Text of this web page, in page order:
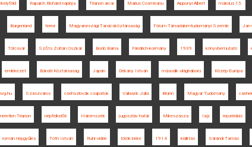
Rapaich Richárd naplója Trianon arcai Marius Cosmeanu Apponyi Albert március 15.
Burgenland terror Magyarországi Tanácsköztársaság Fórum Társadalomtudományi Szemle Jan
Törcsvár Szőts Zoltán Oszkár Bodó Barna Friedrich-kormány 1939 könyvbemutató
emlékezet Bánáti Köztársaság Japán Dékány István második világháború Közép-Európa
Szászváros csehszlovák csapatok Vallasek Júlia Brünn Magyar Tudomány
Trianon népfelkelők Háromszék jugoszláv határ Mikeszásza Iaşi repatriálás
román népgyűlés Tóth István Ruhr-vidék török béke 1914 kiállítás Sárándi Tamás